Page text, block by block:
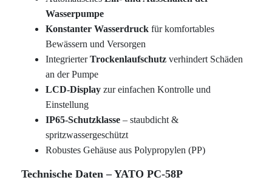
Wasserpumpe
Konstanter Wasserdruck für komfortables
Bewässern und Versorgen
IntegrierterTrockenlaufschutz verhindert Schäden
an der Pumpe
LCD-Display zur einfachen Kontrolle und
Einstellung
IP65-Schutzklasse – staubdicht &
spritzwassergeschützt
Robustes Gehäuse aus Polypropylen (PP)
Technische Daten – YATO PC-58P